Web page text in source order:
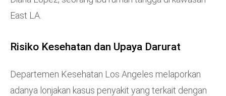
East LA.
Risiko Kesehatan dan Upaya Darurat
Departemen Kesehatan Los Angeles melaporkan
adanya lonjakan kasus penyakit yang terkait dengan